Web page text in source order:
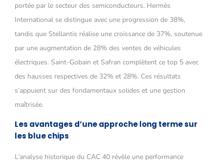
portée par le secteur des semiconducteurs. Hermès
International se distingue avec une progression de 38%,
tandis que Stellantis réalise une croissance de 37%, soutenue
par une augmentation de 28% des ventes de véhicules
électriques. Saint-Gobain et Safran complètent ce top 5 avec
des hausses respectives de 32% et 28%. Ces résultats
s’appuient sur des fondamentaux solides et une gestion
maîtrisée.
Les avantages d’une approche long terme sur
les blue chips
L’analyse historique du CAC 40 révèle une performance